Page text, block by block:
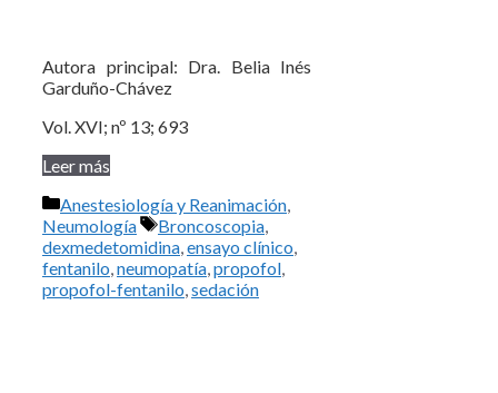
Autora principal: Dra. Belia Inés
Garduño-Chávez
Vol. XVI; nº 13; 693
Leer más
Categorías
Anestesiología y Reanimación,
Neumología
Etiquetas
Broncoscopia,
dexmedetomidina,ensayo clínico,
fentanilo,neumopatía,propofol,
propofol-fentanilo,sedación